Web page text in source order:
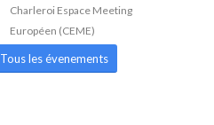
Charleroi Espace Meeting
Européen (CEME)
Tous les évenements